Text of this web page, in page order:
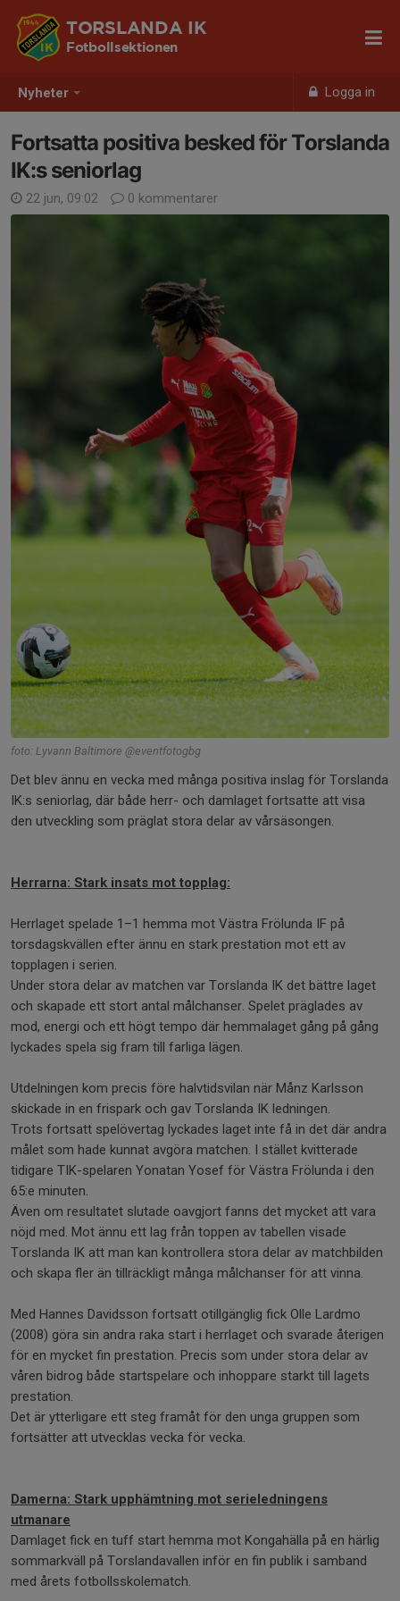
Nyheter Logga in
TORSLANDA IK
Fotbollsektionen
Fortsatta positiva besked för Torslanda
IK:s seniorlag
22 jun, 09:02 0 kommentarer
foto: Lyvann Baltimore @eventfotogbg
Det blev ännu en vecka med många positiva inslag för Torslanda
IK:s seniorlag, där både herr- och damlaget fortsatte att visa
den utveckling som präglat stora delar av vårsäsongen.
Herrarna: Stark insats mot topplag:
Herrlaget spelade 1–1 hemma mot Västra Frölunda IF på
torsdagskvällen efter ännu en stark prestation mot ett av
topplagen i serien.
Under stora delar av matchen var Torslanda IK det bättre laget
och skapade ett stort antal målchanser. Spelet präglades av
mod, energi och ett högt tempo där hemmalaget gång på gång
lyckades spela sig fram till farliga lägen.
Utdelningen kom precis före halvtidsvilan när Månz Karlsson
skickade in en frispark och gav Torslanda IK ledningen.
Trots fortsatt spelövertag lyckades laget inte få in det där andra
målet som hade kunnat avgöra matchen. I stället kvitterade
tidigare TIK-spelaren Yonatan Yosef för Västra Frölunda i den
65:e minuten.
Även om resultatet slutade oavgjort fanns det mycket att vara
nöjd med. Mot ännu ett lag från toppen av tabellen visade
Torslanda IK att man kan kontrollera stora delar av matchbilden
och skapa fler än tillräckligt många målchanser för att vinna.
Med Hannes Davidsson fortsatt otillgänglig fick Olle Lardmo
(2008) göra sin andra raka start i herrlaget och svarade återigen
för en mycket fin prestation. Precis som under stora delar av
våren bidrog både startspelare och inhoppare starkt till lagets
prestation.
Det är ytterligare ett steg framåt för den unga gruppen som
fortsätter att utvecklas vecka för vecka.
Damerna: Stark upphämtning mot serieledningens
utmanare
Damlaget fick en tuff start hemma mot Kongahälla på en härlig
sommarkväll på Torslandavallen inför en fin publik i samband
med årets fotbollsskolematch.